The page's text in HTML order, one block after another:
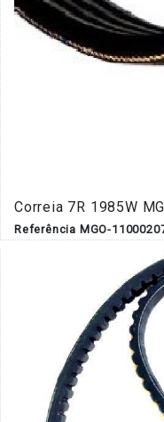
Correia 7R 1985W
Referência MGO-